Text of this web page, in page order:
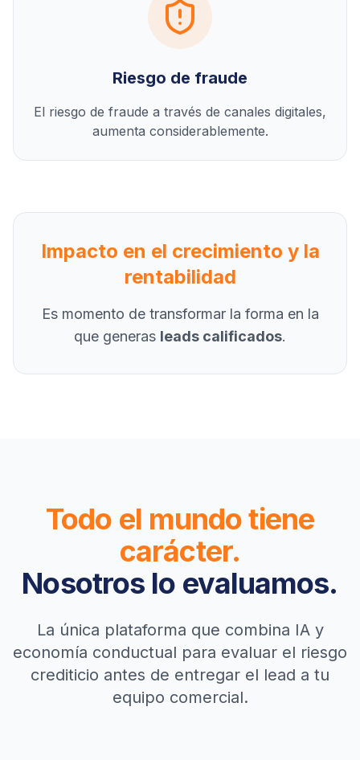
Riesgo de fraude
El riesgo de fraude a través de canales digitales,
aumenta considerablemente.
Impacto en el crecimiento y la
rentabilidad
Es momento de transformar la forma en la
que generas leads calificados.
Todo el mundo tiene
carácter.
Nosotros lo evaluamos.
La única plataforma que combina IA y
economía conductual para evaluar el riesgo
crediticio antes de entregar el lead a tu
equipo comercial.